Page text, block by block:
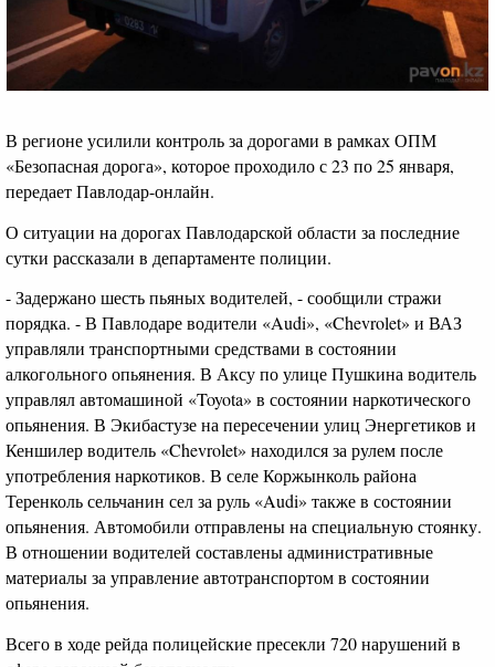
В регионе усилили контроль за дорогами в рамках ОПМ
«Безопасная дорога», которое проходило с 23 по 25 января,
передает Павлодар-онлайн.
О ситуации на дорогах Павлодарской области за последние
сутки рассказали в департаменте полиции.
- Задержано шесть пьяных водителей, - сообщили стражи
порядка. - В Павлодаре водители «Audi», «Chevrolet» и ВАЗ
управляли транспортными средствами в состоянии
алкогольного опьянения. В Аксу по улице Пушкина водитель
управлял автомашиной «Toyota» в состоянии наркотического
опьянения. В Экибастузе на пересечении улиц Энергетиков и
Кеншилер водитель «Chevrolet» находился за рулем после
употребления наркотиков. В селе Коржынколь района
Теренколь сельчанин сел за руль «Audi» также в состоянии
опьянения. Автомобили отправлены на специальную стоянку.
В отношении водителей составлены административные
материалы за управление автотранспортом в состоянии
опьянения.
Всего в ходе рейда полицейские пресекли 720 нарушений в